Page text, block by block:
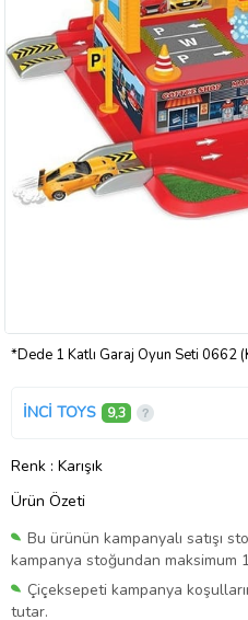
*Dede 1 Katlı Garaj Oyun Seti 0662
İNCİ TOYS 9,3
Renk : Karışık
Ürün Özeti
Bu ürünün kampanyalı satışı
kampanya stoğundan maksimum
Çiçeksepeti kampanya
tutar.